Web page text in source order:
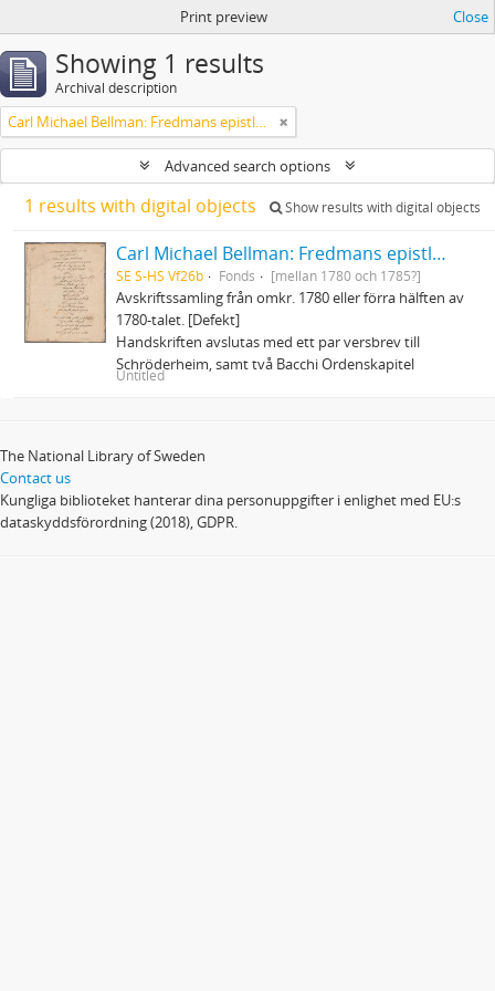
Print preview Close
Showing 1 results
Archival description
Carl Michael Bellman: Fredmans epistlar och sånger m.fl. Bellman-texter
Advanced search options
1 results with digital objects Show results with digital objects
Carl Michael Bellman: Fredmans epistlar och sånger m.fl. Bellman-texter
SE S-HS Vf26b Fonds [mellan 1780 och 1785?]
Avskriftssamling från omkr. 1780 eller förra hälften av
1780-talet. [Defekt]
Handskriften avslutas med ett par versbrev till
Schröderheim, samt två Bacchi Ordenskapitel
Untitled
The National Library of Sweden
Contact us
Kungliga biblioteket hanterar dina personuppgifter i enlighet med EU:s
dataskyddsförordning (2018), GDPR.